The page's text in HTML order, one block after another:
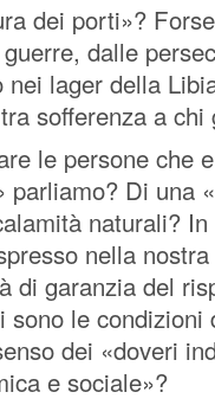
dei porti»?
dalle
nei lager della
sofferenza a chi
le persone che
parliamo? Di una
naturali?
nella
di garanzia del
sono le
dei «doveri
e sociale»?